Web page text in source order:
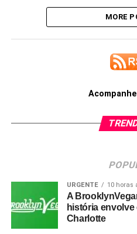
MORE
URGENTE 10 horas
A
história
Charlotte